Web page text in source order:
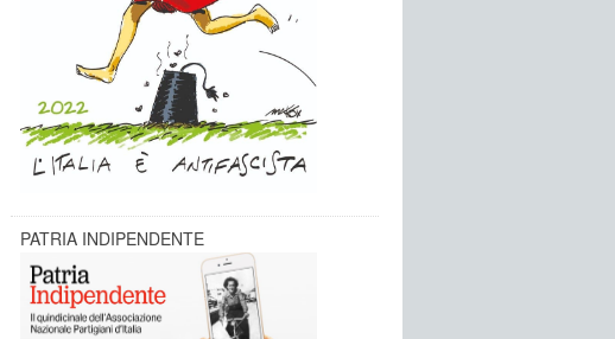
PATRIA INDIPENDENTE